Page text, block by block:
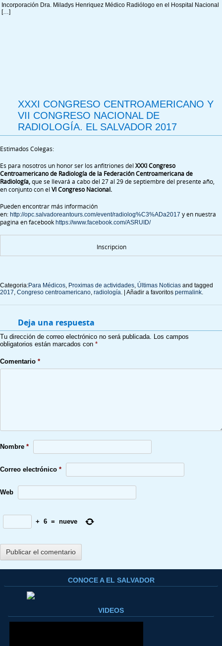
Incorporación Dra. Miladys Henriquez Médico Radiólogo en el Hospital Nacional
[…]
XXXI CONGRESO CENTROAMERICANO Y
VII CONGRESO NACIONAL DE
RADIOLOGÍA. EL SALVADOR 2017
Estimados Colegas:
Es para nosotros un honor ser los anfitriones del XXXI Congreso
Centroamericano de Radiología de la Federación Centroamericana de
Radiología,que se llevará a cabo del 27 al 29 de septiembre del presente año,
en conjunto con el VI Congreso Nacional.
Pueden encontrar más información
en: http://opc.salvadoreantours.com/event/radiolog%C3%ADa2017 y en nuestra
pagina en facebook https://www.facebook.com/ASRUID/
Inscripcion
Categoria:Para Médicos Proximas de actividades Últimas Noticias and tagged
2017 Congreso centroamericano radiología . | Añadir a favoritos permalink
Deja una respuesta
Tu dirección de correo electrónico no será publicada. Los campos
obligatorios están marcados con *
Comentario *
Nombre *
Correo electrónico *
Web
+ 6 = nueve
CONOCE A EL SALVADOR
VIDEOS